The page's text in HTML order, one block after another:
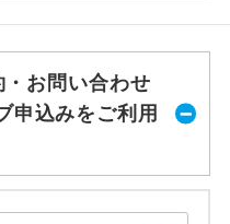
お問い合わせ
申込みをご利用